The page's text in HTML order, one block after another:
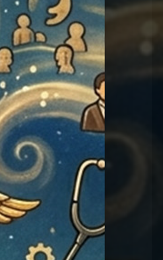
Graal 124 - Femme
fontaine
Graal 99 - Tromper
'légalement' ?
Graal 98 - Adèle H ?